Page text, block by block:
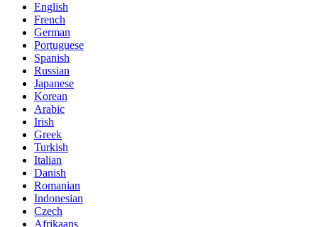
English
French
German
Portuguese
Spanish
Russian
Japanese
Korean
Arabic
Irish
Greek
Turkish
Italian
Danish
Romanian
Indonesian
Czech
Afrikaans